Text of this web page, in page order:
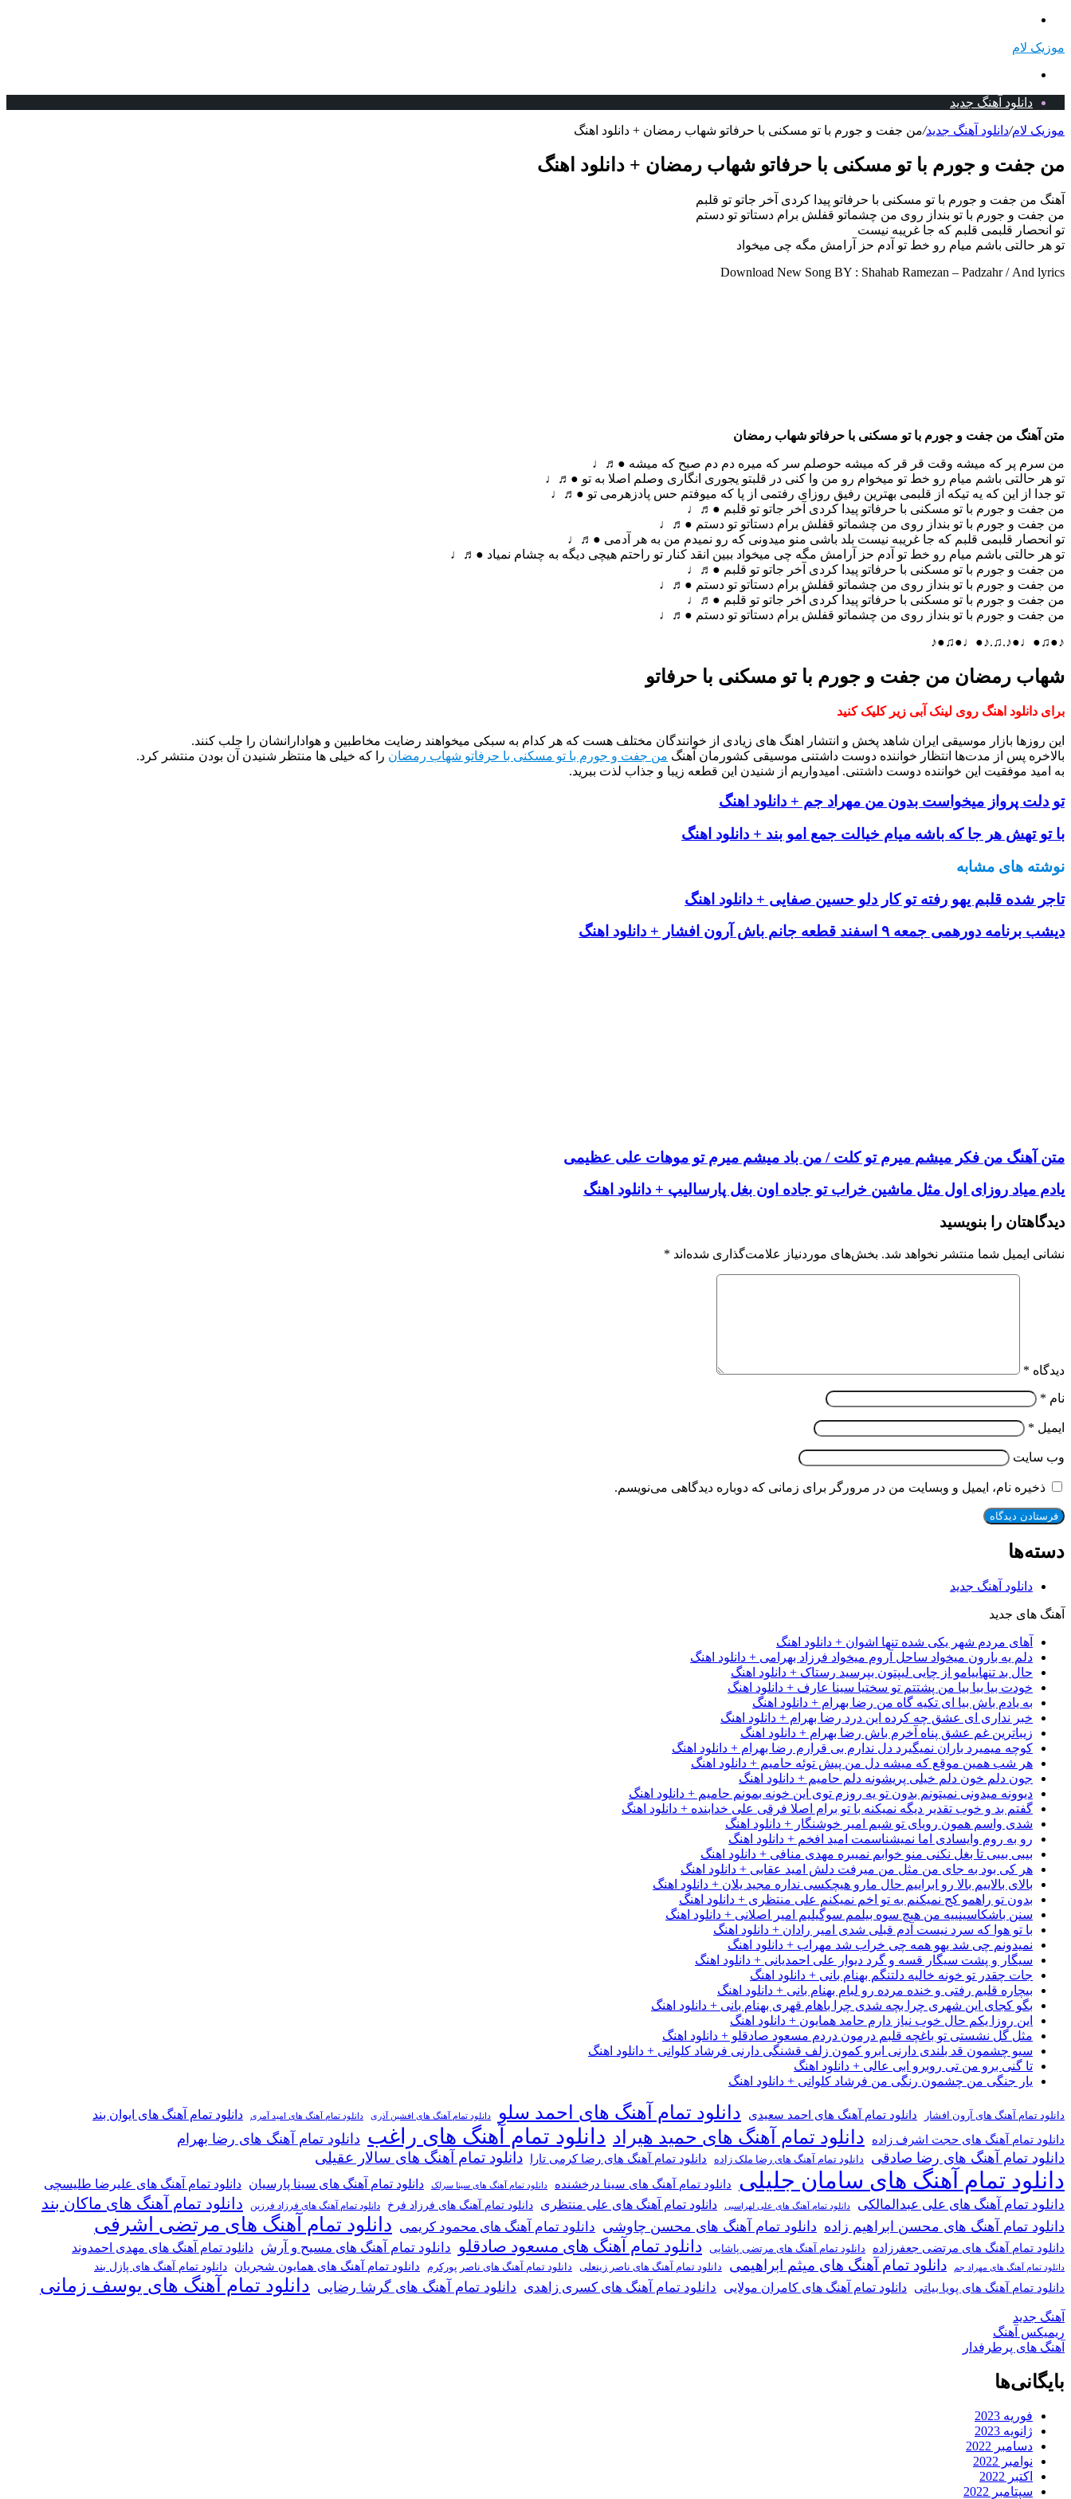
موزیک لام
دانلود آهنگ جدید
موزیک لام/دانلود آهنگ جدید/من جفت و جورم با تو مسکنی با حرفاتو شهاب رمضان + دانلود اهنگ
من جفت و جورم با تو مسکنی با حرفاتو شهاب رمضان + دانلود اهنگ
آهنگ من جفت و جورم با تو مسکنی با حرفاتو پیدا کردی آخر جاتو تو قلبم
من جفت و جورم با تو بنداز روی من چشماتو قفلش برام دستاتو تو دستم
تو انحصار قلبمی قلبم که جا غریبه نیست
تو هر حالتی باشم میام رو خط تو آدم حز آرامش مگه چی میخواد
Download New Song BY : Shahab Ramezan – Padzahr / And lyrics
متن آهنگ من جفت و جورم با تو مسکنی با حرفاتو شهاب رمضان
من سرم پر که میشه وقت قر قر که میشه حوصلم سر که میره دم دم صبح که میشه ●♬♩
تو هر حالتی باشم میام رو خط تو میخوام رو من وا کنی در قلبتو یجوری انگاری وصلم اصلا به تو ●♬♩
تو جدا از این که یه تیکه از قلبمی بهترین رفیق روزای رفتمی از پا که میوفتم حس پادزهرمی تو ●♬♩
من جفت و جورم با تو مسکنی با حرفاتو پیدا کردی آخر جاتو تو قلبم ●♬♩
من جفت و جورم با تو بنداز روی من چشماتو قفلش برام دستاتو تو دستم ●♬♩
تو انحصار قلبمی قلبم که جا غریبه نیست بلد باشی منو میدونی که رو نمیدم من به هر آدمی ●♬♩
تو هر حالتی باشم میام رو خط تو آدم حز آرامش مگه چی میخواد ببین انقد کنار تو راحتم هیچی دیگه به چشام نمیاد ●♬♩
من جفت و جورم با تو مسکنی با حرفاتو پیدا کردی آخر جاتو تو قلبم ●♬♩
من جفت و جورم با تو بنداز روی من چشماتو قفلش برام دستاتو تو دستم ●♬♩
من جفت و جورم با تو مسکنی با حرفاتو پیدا کردی آخر جاتو تو قلبم ●♬♩
من جفت و جورم با تو بنداز روی من چشماتو قفلش برام دستاتو تو دستم ●♬♩
♪●♫●♩●♪.♫.♪●♩●♫●♪
شهاب رمضان من جفت و جورم با تو مسکنی با حرفاتو
برای دانلود اهنگ روی لینک آبی زیر کلیک کنید
این روزها بازار موسیقی ایران شاهد پخش و انتشار اهنگ های زیادی از خوانندگان مختلف هست که هر کدام به سبکی میخواهند رضایت مخاطبین و هوادارانشان را جلب کنند.
بالاخره پس از مدت‌ها انتظار خواننده دوست داشتنی موسیقی کشورمان آهنگ من جفت و جورم با تو مسکنی با حرفاتو شهاب رمضان را که خیلی ها منتظر شنیدن آن بودن منتشر کرد.
به امید موفقیت این خواننده دوست داشتنی. امیدواریم از شنیدن این قطعه زیبا و جذاب لذت ببرید.
تو دلت پرواز میخواست بدون من مهراد جم + دانلود اهنگ
با تو تهش هر جا که باشه میام خیالت جمع امو بند + دانلود اهنگ
نوشته های مشابه
تاجر شده قلبم یهو رفته تو کار دلو حسین صفایی + دانلود اهنگ
دیشب برنامه دورهمی جمعه ۹ اسفند قطعه جانم باش آرون افشار + دانلود اهنگ
متن آهنگ من فکر میشم میرم تو کلت / من باد میشم میرم تو موهات علی عظیمی
یادم میاد روزای اول مثل ماشین خراب تو جاده اون بغل پارسالیپ + دانلود اهنگ
دیدگاهتان را بنویسید
نشانی ایمیل شما منتشر نخواهد شد. بخش‌های موردنیاز علامت‌گذاری شده‌اند *
دیدگاه *
نام *
ایمیل *
وب‌ سایت
ذخیره نام، ایمیل و وبسایت من در مرورگر برای زمانی که دوباره دیدگاهی می‌نویسم.
دسته‌ها
دانلود آهنگ جدید
آهنگ های جدید
آهای مردم شهر یکی شده تنها اشوان + دانلود اهنگ
دلم یه بارون میخواد ساحل آروم میخواد فرزاد بهرامی + دانلود اهنگ
حال بد تنهاییامو از چایی لیپتون بپرسید رستاک + دانلود اهنگ
خودت بیا بیا بیا من پشتتم تو سختیا سینا عارف + دانلود اهنگ
به یادم باش بیا ای تکیه گاه من رضا بهرام + دانلود اهنگ
خبر نداری ای عشق چه کرده این درد رضا بهرام + دانلود اهنگ
زیباترین غم عشق پناه آخرم باش رضا بهرام + دانلود اهنگ
کوچه میمیرد باران نمیگیرد دل ندارم بی قرارم رضا بهرام + دانلود اهنگ
هر شب همین موقع که میشه دل من پیش توئه حامیم + دانلود اهنگ
جون دلم خون دلم خیلی پریشونه دلم حامیم + دانلود اهنگ
دیوونه میدونی نمیتونم بدون تو یه روزم توی این خونه بمونم حامیم + دانلود اهنگ
گفتم بد و خوب تقدیر دیگه نمیکنه با تو برام اصلا فرقی علی خدابنده + دانلود اهنگ
شدی واسم همون رویای تو شبم امیر خوشنگار + دانلود اهنگ
رو به روم وایسادی اما نمیشناسمت امید افخم + دانلود اهنگ
بیبی بیبی تا بغل نکنی منو خوابم نمیبره مهدی منافی + دانلود اهنگ
هر کی بود به جای من مثل من میرفت دلش امید عقابی + دانلود اهنگ
بالای بالاییم بالا رو ابراییم حال مارو هیچکسی نداره مجید یلان + دانلود اهنگ
بدون تو راهمو کج نمیکنم به تو اخم نمیکنم علی منتظری + دانلود اهنگ
سنن باشکاسینییه من هیچ سوه بیلمم سوگیلیم امیر اصلانی + دانلود اهنگ
با تو هوا که سرد نیست آدم قبلی شدی امیر رادان + دانلود اهنگ
نمیدونم چی شد یهو همه چی خراب شد مهراب + دانلود اهنگ
سیگار و پشت سیگار قسه و گرد دیوار علی احمدیانی + دانلود اهنگ
جات چقدر تو خونه خالیه دلتنگم بهنام بانی + دانلود اهنگ
بیچاره قلبم رفتی و خنده مرده رو لبام بهنام بانی + دانلود اهنگ
بگو کجای این شهری چرا بچه شدی چرا باهام قهری بهنام بانی + دانلود اهنگ
این روزا یکم حال خوب نیاز دارم حامد همایون + دانلود اهنگ
مثل گل نشستی تو باغچه قلبم درمون دردم مسعود صادقلو + دانلود اهنگ
سیو چشمون قد بلندی دارنی ابرو کمون زلف قشنگی دارنی فرشاد کلوانی + دانلود اهنگ
تا گنی برو من تی روبرو ابی عالی + دانلود اهنگ
یار جنگی من چشمون رنگی من فرشاد کلوانی + دانلود اهنگ
دانلود تمام آهنگ های آرون افشار دانلود تمام آهنگ های احمد سعیدی دانلود تمام آهنگ های احمد سلو دانلود تمام آهنگ های افشین آذری دانلود تمام آهنگ های امید آمری دانلود تمام آهنگ های ایوان بند
دانلود تمام آهنگ های حجت اشرف زاده دانلود تمام آهنگ های حمید هیراد دانلود تمام آهنگ های راغب دانلود تمام آهنگ های رضا بهرام
دانلود تمام آهنگ های رضا صادقی
دانلود تمام آهنگ های رضا ملک زاده دانلود تمام آهنگ های رضا کرمی تارا دانلود تمام آهنگ های سالار عقیلی
دانلود تمام آهنگ های سامان جلیلی دانلود تمام آهنگ های سینا درخشنده دانلود تمام آهنگ های سینا سرلک دانلود تمام آهنگ های سینا پارسیان دانلود تمام آهنگ های علیرضا طلیسچی
دانلود تمام آهنگ های علی عبدالمالکی دانلود تمام آهنگ های علی لهراسبی دانلود تمام آهنگ های علی منتظری دانلود تمام آهنگ های فرزاد فرخ دانلود تمام آهنگ های فرزاد فرزین دانلود تمام آهنگ های ماکان بند
دانلود تمام آهنگ های محسن ابراهیم زاده دانلود تمام آهنگ های محسن چاوشی دانلود تمام آهنگ های محمود کریمی دانلود تمام آهنگ های مرتضی اشرفی
دانلود تمام آهنگ های مرتضی جعفرزاده دانلود تمام آهنگ های مرتضی پاشایی دانلود تمام آهنگ های مسعود صادقلو دانلود تمام آهنگ های مسیح و آرش دانلود تمام آهنگ های مهدی احمدوند
دانلود تمام آهنگ های مهراد جم دانلود تمام آهنگ های میثم ابراهیمی دانلود تمام آهنگ های ناصر زینعلی دانلود تمام آهنگ های ناصر پورکرم دانلود تمام آهنگ های همایون شجریان دانلود تمام آهنگ های پازل بند
دانلود تمام آهنگ های پویا بیاتی دانلود تمام آهنگ های کامران مولایی دانلود تمام آهنگ های کسری زاهدی دانلود تمام آهنگ های گرشا رضایی دانلود تمام آهنگ های یوسف زمانی
آهنگ جدید
ریمیکس آهنگ
آهنگ های پرطرفدار
بایگانی‌ها
فوریه 2023
ژانویه 2023
دسامبر 2022
نوامبر 2022
اکتبر 2022
سپتامبر 2022